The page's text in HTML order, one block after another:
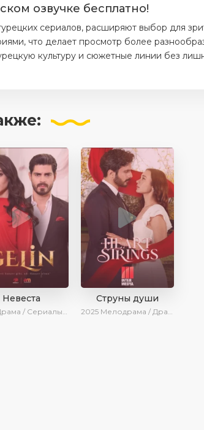
озвучке бесплатно!
сериалов, расширяют выбор для
что делает просмотр более
культуру и сюжетные линии без
Невеста
/ Сериалы 2024
Струны души
2025 Мелодрама / Драма / Новинки / Сериалы 2025